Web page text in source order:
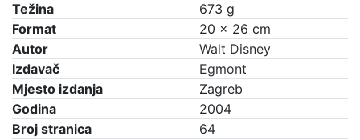
Težina
673 g
Format
20 × 26 cm
Autor
Walt Disney
Izdavač
Egmont
Mjesto izdanja
Zagreb
Godina
2004
Broj stranica
64